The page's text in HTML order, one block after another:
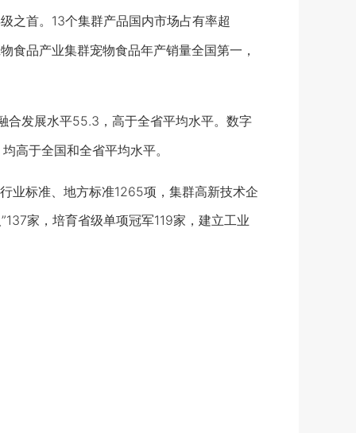
之首。13个集群产品国内市场占有率超
食品产业集群宠物食品年产销量全国第一，
发展水平55.3，高于全省平均水平。数字
高于全国和全省平均水平。
标准、地方标准1265项，集群高新技术企
家，培育省级单项冠军119家，建立工业